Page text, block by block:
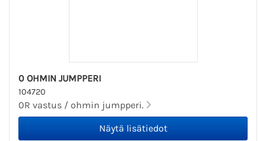
0 OHMIN JUMPPERI
104720
0R vastus / ohmin jumpperi.